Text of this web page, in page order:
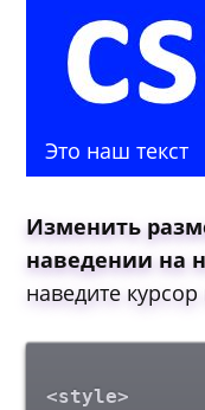
Это наш текст
Изменить
наведении на
наведите
<style>